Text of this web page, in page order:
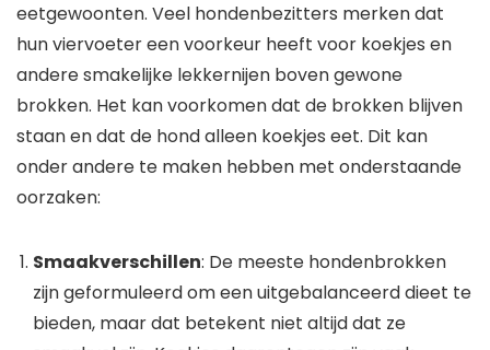
eetgewoonten. Veel hondenbezitters merken dat
hun viervoeter een voorkeur heeft voor koekjes en
andere smakelijke lekkernijen boven gewone
brokken. Het kan voorkomen dat de brokken blijven
staan en dat de hond alleen koekjes eet. Dit kan
onder andere te maken hebben met onderstaande
oorzaken:
Smaakverschillen: De meeste hondenbrokken
zijn geformuleerd om een uitgebalanceerd dieet te
bieden, maar dat betekent niet altijd dat ze